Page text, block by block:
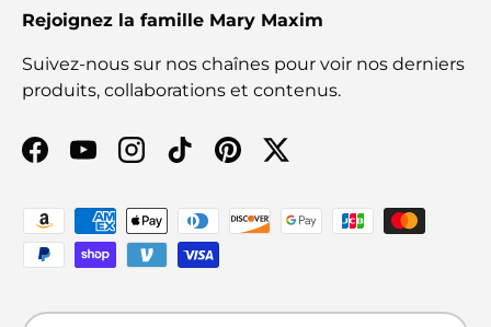
Rejoignez la famille Mary Maxim
Suivez-nous sur nos chaînes pour voir nos derniers
produits, collaborations et contenus.
Facebook
YouTubeInstagram
TikTokPinterestTwitter
Moyens de paiement acceptés
Pays